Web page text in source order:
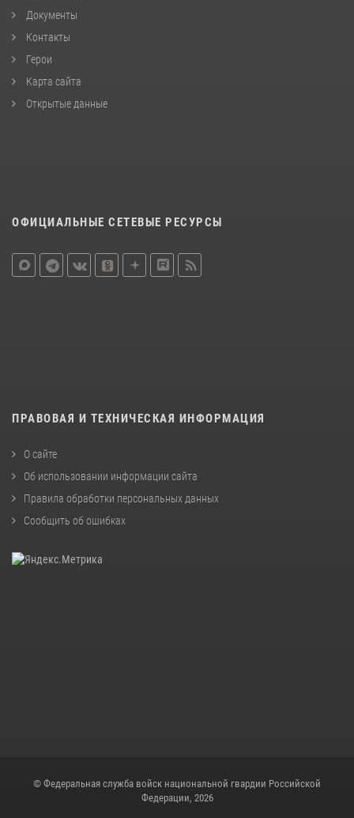
Документы
Контакты
Герои
Карта сайта
Открытые данные
ОФИЦИАЛЬНЫЕ СЕТЕВЫЕ РЕСУРСЫ
ПРАВОВАЯ И ТЕХНИЧЕСКАЯ ИНФОРМАЦИЯ
О сайте
Об использовании информации сайта
Правила обработки персональных данных
Сообщить об ошибках
© Федеральная служба войск национальной гвардии Российской
Федерации, 2026